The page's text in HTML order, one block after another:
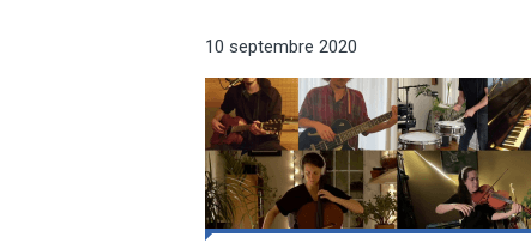
10 septembre 2020